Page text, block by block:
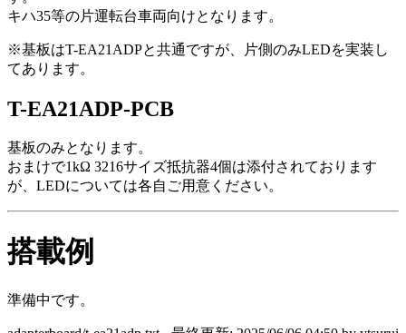
キハ35等の片運転台車両向けとなります。
※基板はT-EA21ADPと共通ですが、片側のみLEDを実装し
てあります。
T-EA21ADP-PCB
基板のみとなります。
おまけで1kΩ 3216サイズ抵抗器4個は添付されております
が、LEDについては各自ご用意ください。
搭載例
準備中です。